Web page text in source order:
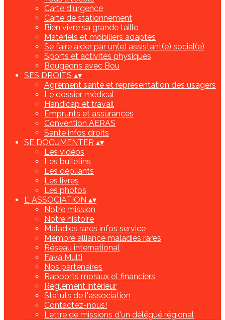
Carte d'urgence
Carte de stationnement
Bien vivre sa grande taille
Matériels et mobiliers adaptés
Se faire aider par un(e) assistant(e) social(e)
Sports et activités physiques
Bougeons avec Bou
SES DROITS ▴▾
Agrément santé et représentation des usagers
Le dossier médical
Handicap et travail
Emprunts et assurances
Convention AERAS
Santé infos droits
SE DOCUMENTER ▴▾
Les vidéos
Les bulletins
Les dépliants
Les livres
Les photos
L' ASSOCIATION ▴▾
Notre mission
Notre histoire
Maladies rares infos service
Membre alliance maladies rares
Réseau international
Fava Multi
Nos partenaires
Rapports moraux et financiers
Règlement intérieur
Statuts de l'association
Contactez-nous!
Lettre de missions d'un délégué régional